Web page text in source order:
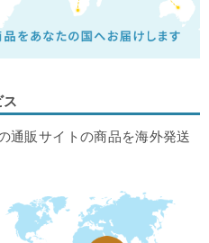
ス
通販サイトの商品を海外発送